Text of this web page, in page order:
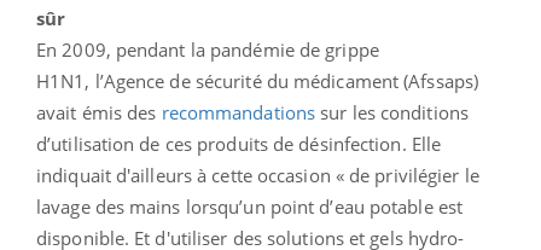
sûr
En 2009, pendant la pandémie de grippe
H1N1, l’Agence de sécurité du médicament (Afssaps)
avait émis des recommandations sur les conditions
d’utilisation de ces produits de désinfection. Elle
indiquait d'ailleurs à cette occasion « de privilégier le
lavage des mains lorsqu’un point d’eau potable est
disponible. Et d'utiliser des solutions et gels hydro-